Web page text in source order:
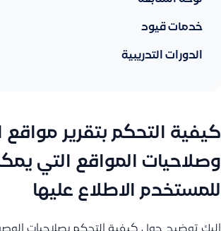
خدمات قيود
الدورات التدريبية
كيفية التحكم بتقرير مواقع
وصلاحيات المواقع التي
للمستخدم الاطلاع عليها